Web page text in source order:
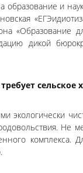
и
«Образование
дикой
сельское
экологически
Не
комплекса.